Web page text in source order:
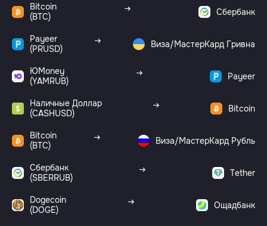
Bitcoin
(BTC)
Сбербанк
Payeer
(PRUSD)
Виза/МастерКард Гривна
ЮMoney
(YAMRUB)
Payeer
Наличные Доллар
(CASHUSD)
Bitcoin
Bitcoin
(BTC)
Виза/МастерКард Рубль
Сбербанк
(SBERRUB)
Tether
Dogecoin
(DOGE)
Ощадбанк